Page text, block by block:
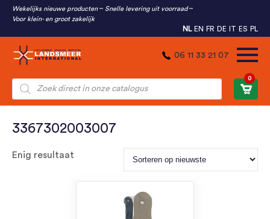
Wekelijks nieuwe producten
Snelle levering uit voorraad
Voor klein- en groot zakelijk
NL EN FR DE IT ES PL
06 11 33 21 07
Producten
zoeken
0
3367302003007
Enig resultaat